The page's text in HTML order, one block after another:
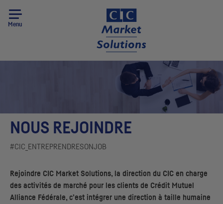
Menu
NOUS REJOINDRE
#CIC _ENTREPRENDRESONJOB
Rejoindre CIC Market Solutions, la direction du CIC en charge
des activités de marché pour les clients de Crédit Mutuel
Alliance Fédérale, c’est intégrer une direction à taille humaine